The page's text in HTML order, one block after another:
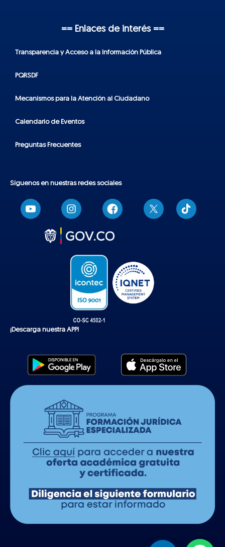
== Enlaces de interés ==
Transparencia y Acceso a la Información Pública
PQRSDF
Mecanismos para la Atención al Ciudadano
Calendario de Eventos
Preguntas Frecuentes
Síguenos en nuestras redes sociales
T
i
k
¡Descarga nuestra APP!